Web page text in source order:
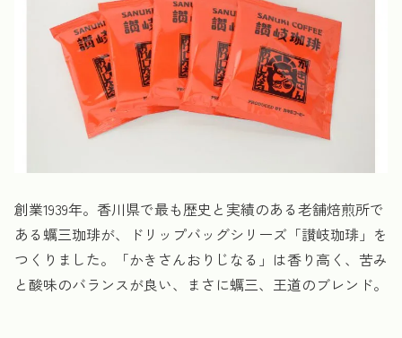
創業1939年。香川県で最も歴史と実績のある老舗焙煎所で
ある蠣三珈琲が、ドリップバッグシリーズ「讃岐珈琲」を
つくりました。「かきさんおりじなる」は香り高く、苦み
と酸味のバランスが良い、まさに蠣三、王道のブレンド。